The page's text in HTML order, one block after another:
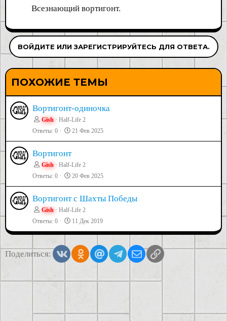
Всезнающий вортигонт.
ВОЙДИТЕ ИЛИ ЗАРЕГИСТРИРУЙТЕСЬ ДЛЯ ОТВЕТА.
ПОХОЖИЕ ТЕМЫ
Вортигонт-одиночка
Gish
Half-Life 2
Ответы 0 21 Фев 2025
Вортигонт
Gish
Half-Life 2
Ответы 0 20 Фев 2025
Вортигонт с Шахты Победы
Gish
Half-Life 2
Ответы 0 11 Дек 2019
Поделиться: VkontakteOdnoklassniki
Mail.ruTelegramЭлектронная почта
Ссылка